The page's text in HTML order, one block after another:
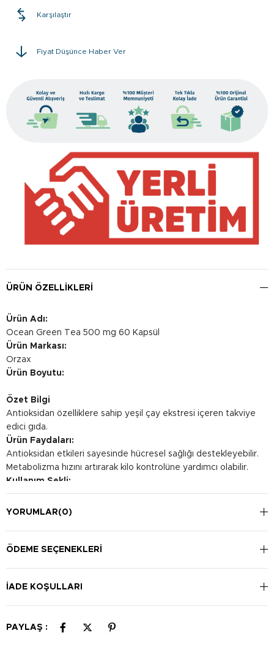
Karşılaştır
Fiyat Düşünce Haber Ver
ÜRÜN ÖZELLIKLERI
Ürün Adı:
Ocean Green Tea 500 mg 60 Kapsül
Ürün Markası:
Orzax
Ürün Boyutu:
Özet Bilgi
Antioksidan özelliklere sahip yeşil çay ekstresi içeren takviye
edici gıda.
Ürün Faydaları:
Antioksidan etkileri sayesinde hücresel sağlığı destekleyebilir.
Metabolizma hızını artırarak kilo kontrolüne yardımcı olabilir.
Kullanım Şekli:
Günde bir kapsül, yemekle birlikte alınması önerilir.
YORUMLAR(0)
ÖDEME SEÇENEKLERI
İADE KOŞULLARI
PAYLAŞ :